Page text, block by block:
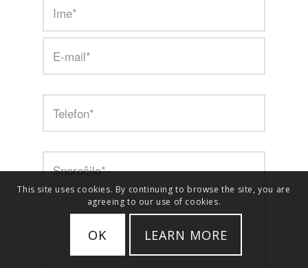
This site uses cookies. By continuing to browse the site, you are
agreeing to our use of cookies.
OK LEARN MORE